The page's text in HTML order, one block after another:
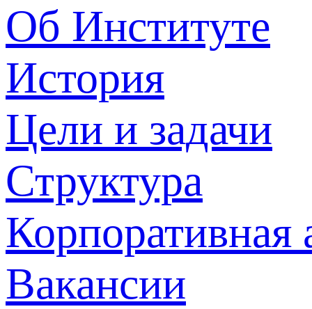
Об Институте
История
Цели и задачи
Структура
Корпоративная
Вакансии